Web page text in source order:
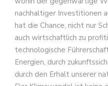
nachhaltiger Investitionen
hat die Chance, nicht nur
auch wirtschaftlich zu
technologische
Energien, durch
durch den Erhalt unserer